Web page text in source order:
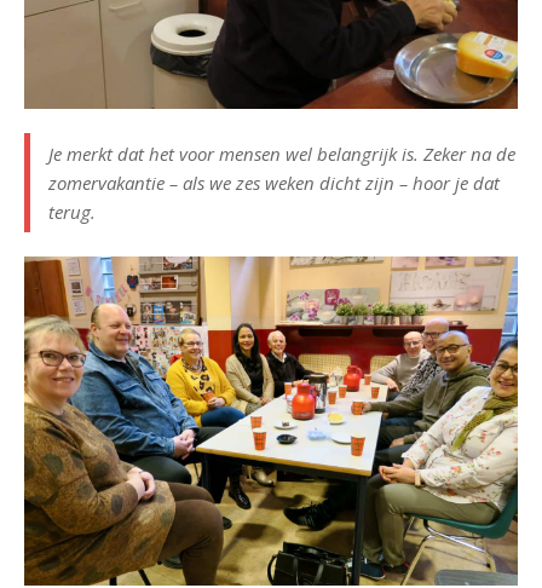
Je merkt dat het voor mensen wel belangrijk is. Zeker na de
zomervakantie – als we zes weken dicht zijn – hoor je dat
terug.